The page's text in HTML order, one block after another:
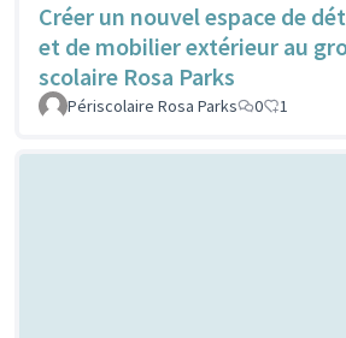
Créer un nouvel espace de
et de mobilier extérieur au
scolaire Rosa Parks
Périscolaire Rosa Parks 0 1